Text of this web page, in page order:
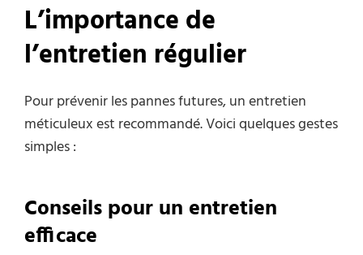
L’importance de
l’entretien régulier
Pour prévenir les pannes futures, un entretien
méticuleux est recommandé. Voici quelques gestes
simples :
Conseils pour un entretien
efficace